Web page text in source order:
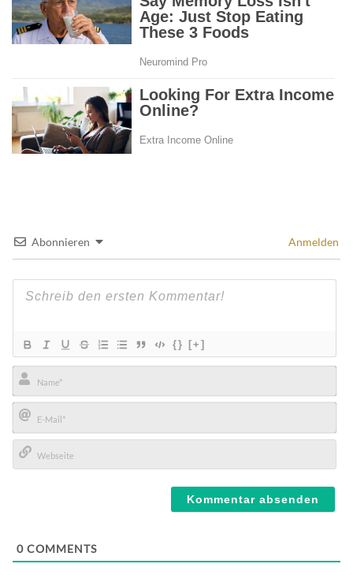
Abonnieren Anmelden
{} [+]
Name*
E-
Mail*
0 COMMENTS